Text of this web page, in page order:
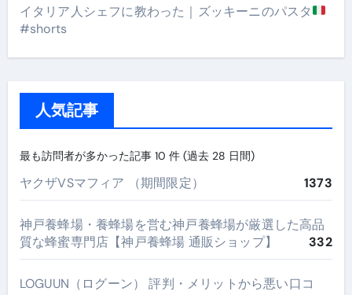
イタリア人シェフに教わった｜ズッキーニのパスタ
#shorts
人気記事
最も訪問者が多かった記事 10 件 (過去 28 日間)
ヤクザVSマフィア （期間限定） 1373
神戸養蜂場・養蜂場を営む神戸養蜂場が厳選した高品
質な蜂蜜専門店【神戸養蜂場 通販ショップ】
332
LOGUUN（ログーン） 評判・メリットから悪い口コ